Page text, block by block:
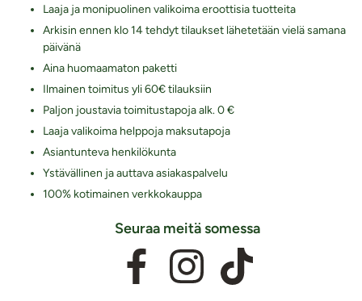
Laaja ja monipuolinen valikoima eroottisia tuotteita
Arkisin ennen klo 14 tehdyt tilaukset lähetetään vielä samana
päivänä
Aina huomaamaton paketti
Ilmainen toimitus yli 60€ tilauksiin
Paljon joustavia toimitustapoja alk. 0 €
Laaja valikoima helppoja maksutapoja
Asiantunteva henkilökunta
Ystävällinen ja auttava asiakaspalvelu
100% kotimainen verkkokauppa
Seuraa meitä somessa